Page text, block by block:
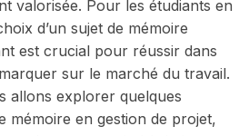
valorisée. Pour les étudiants en
d’un sujet de mémoire
est crucial pour réussir dans
sur le marché du travail.
allons explorer quelques
mémoire en gestion de projet,